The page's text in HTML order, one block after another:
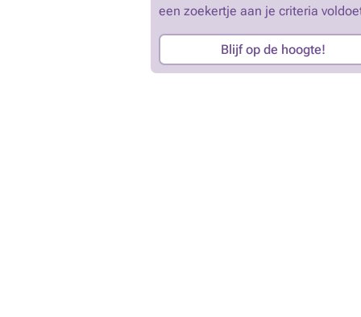
een zoekertje aan je criteria
Blijf op de hoogte!